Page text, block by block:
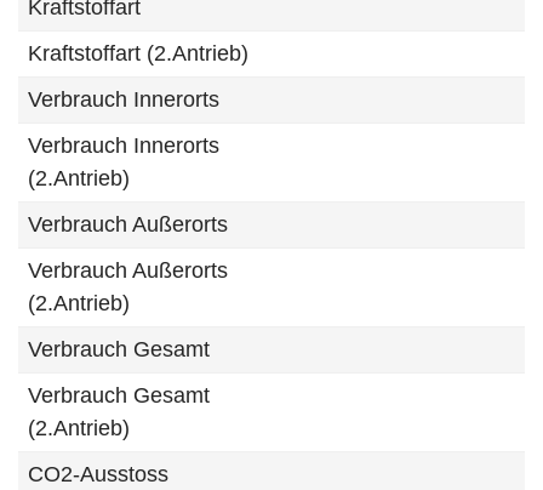
Kraftstoffart
Kraftstoffart (2.Antrieb)
Verbrauch Innerorts
Verbrauch Innerorts
(2.Antrieb)
Verbrauch Außerorts
Verbrauch Außerorts
(2.Antrieb)
Verbrauch Gesamt
Verbrauch Gesamt
(2.Antrieb)
CO2-Ausstoss